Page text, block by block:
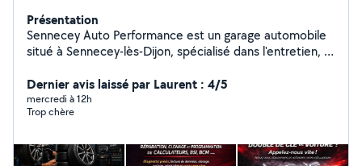
Présentation
Sennecey Auto Performance est un garage automobile
situé à Sennecey-lès-Dijon, spécialisé dans l'entretien, le
performances des véhicules. Notre équipe met son
expertise à votre service pour vous proposer des
prestations fiables, rapides et de qualité, allant de la
éthanol E85. Notre priorité est de garantir la
Dernier avis laissé par Laurent : 4/5
mercredi à 12h
Trop chère